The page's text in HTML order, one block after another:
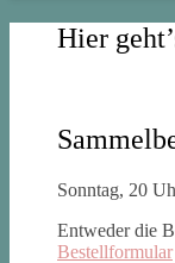
Hier
Sonntag, 20
Entweder die
Bestellformular